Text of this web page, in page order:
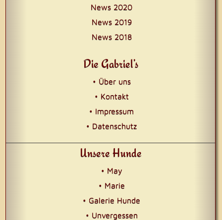
News 2020
News 2019
News 2018
Die Gabriel’s
• Über uns
• Kontakt
• Impressum
• Datenschutz
Unsere Hunde
• May
• Marie
• Galerie Hunde
• Unvergessen